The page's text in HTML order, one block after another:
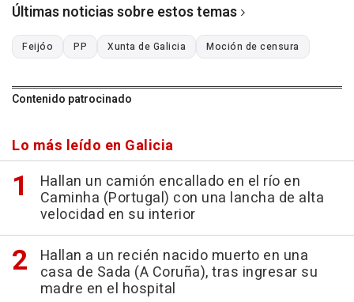
Últimas noticias sobre estos temas
Feijóo PP Xunta de Galicia Moción de censura
Contenido patrocinado
Lo más leído en Galicia
Hallan un camión encallado en el río en
Caminha (Portugal) con una lancha de alta
velocidad en su interior
Hallan a un recién nacido muerto en una
casa de Sada (A Coruña), tras ingresar su
madre en el hospital